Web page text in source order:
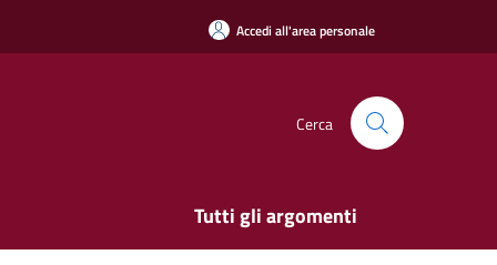
Accedi all'area personale
Cerca
Tutti gli argomenti